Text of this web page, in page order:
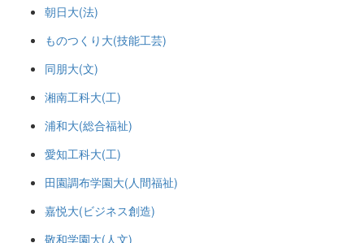
朝日大(法)
ものつくり大(技能工芸)
同朋大(文)
湘南工科大(工)
浦和大(総合福祉)
愛知工科大(工)
田園調布学園大(人間福祉)
嘉悦大(ビジネス創造)
敬和学園大(人文)